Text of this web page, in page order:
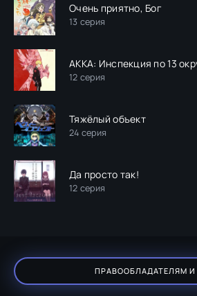
Очень приятно, Бог
13 серия
АККА: Инспекция по 13
12 серия
Тяжёлый объект
24 серия
Да просто так!
12 серия
ПРАВООБЛАДАТЕЛЯМ И